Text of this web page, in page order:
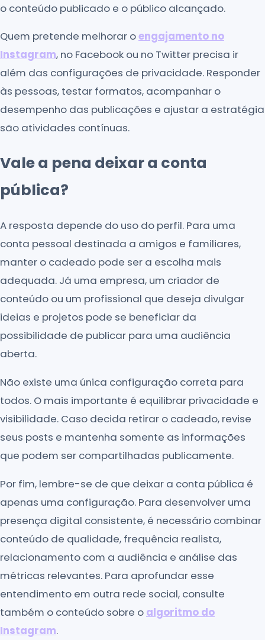
o conteúdo publicado e o público alcançado.
Quem pretende melhorar oengajamento no
Instagram, no Facebook ou no Twitter precisa ir
além das configurações de privacidade. Responder
às pessoas, testar formatos, acompanhar o
desempenho das publicações e ajustar a estratégia
são atividades contínuas.
Vale a pena deixar a conta
pública?
A resposta depende do uso do perfil. Para uma
conta pessoal destinada a amigos e familiares,
manter o cadeado pode ser a escolha mais
adequada. Já uma empresa, um criador de
conteúdo ou um profissional que deseja divulgar
ideias e projetos pode se beneficiar da
possibilidade de publicar para uma audiência
aberta.
Não existe uma única configuração correta para
todos. O mais importante é equilibrar privacidade e
visibilidade. Caso decida retirar o cadeado, revise
seus posts e mantenha somente as informações
que podem ser compartilhadas publicamente.
Por fim, lembre-se de que deixar a conta pública é
apenas uma configuração. Para desenvolver uma
presença digital consistente, é necessário combinar
conteúdo de qualidade, frequência realista,
relacionamento com a audiência e análise das
métricas relevantes. Para aprofundar esse
entendimento em outra rede social, consulte
também o conteúdo sobre o algoritmo do
Instagram.